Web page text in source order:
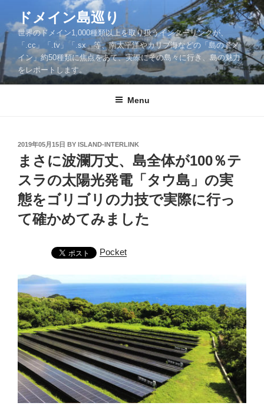
content
ドメイン島巡り
世界のドメイン1,000種類以上を取り扱うインターリンクが、
「.cc」「.tv」「.sx」等、南太平洋やカリブ海などの「島のドメ
イン」約50種類に焦点をあて、実際にその島々に行き、島の魅力
をレポートします。
Menu
POSTED
ON
2019年05月15日 BY ISLAND-INTERLINK
まさに波瀾万丈、島全体が100％テ
スラの太陽光発電「タウ島」の実
態をゴリゴリの力技で実際に行っ
て確かめてみました
Pocket